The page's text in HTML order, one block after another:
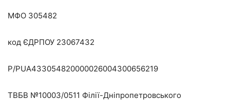
МФО 305482
код ЄДРПОУ 23067432
Р/РUA433054820000026004300656219
ТВБВ №10003/0511 Філії-Дніпропетровського